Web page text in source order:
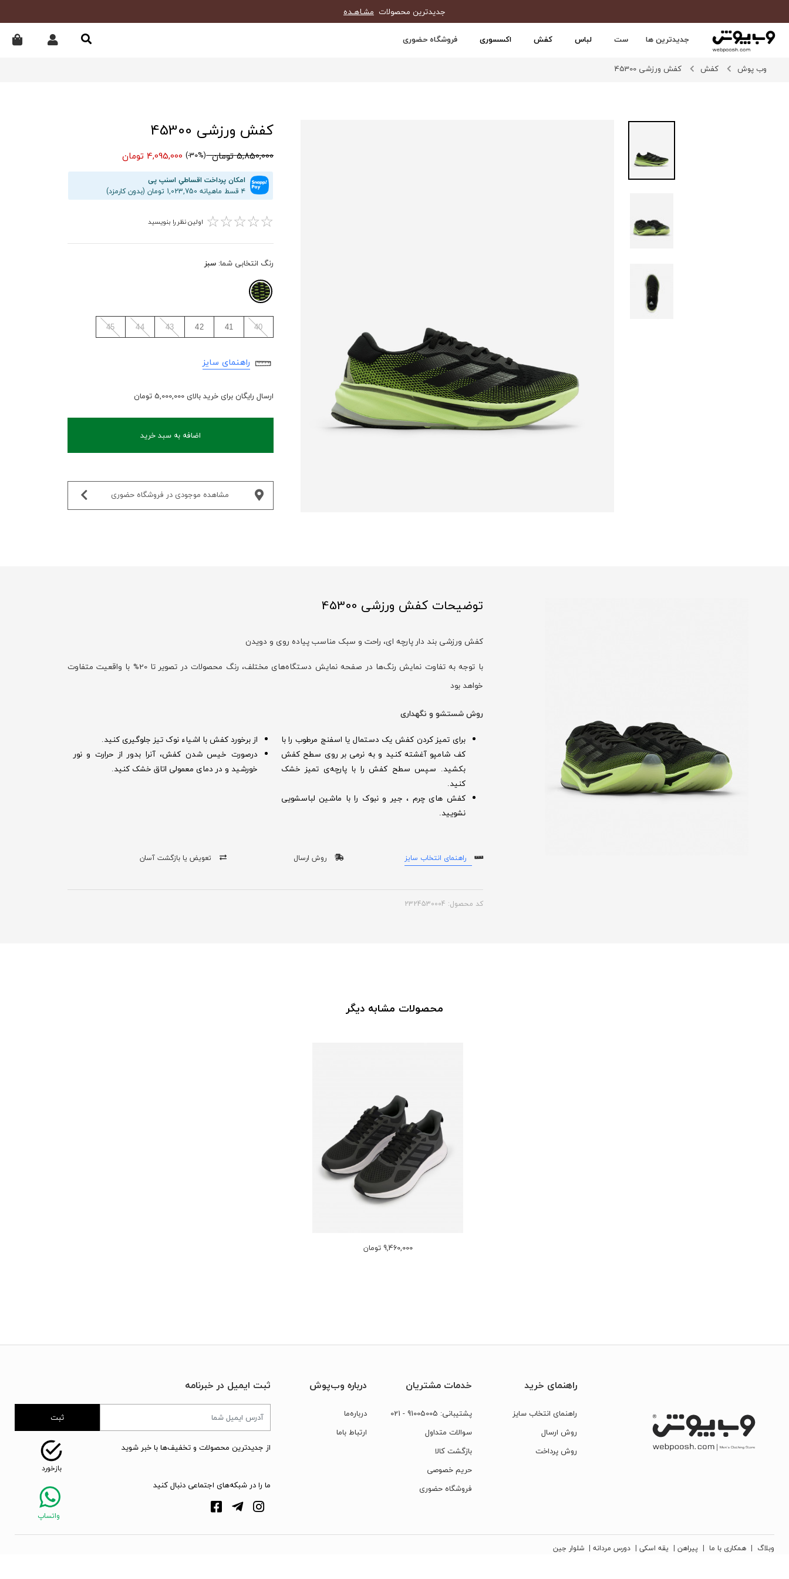
جدیدترین محصولات مشـاهـده
جدیدترین ها ست لباس کفش اکسسوری فروشگاه حضوری
وب پوش کفش کفش ورزشی 45300
کفش ورزشی 45300
5,850,000 تومان (30%-) 4,095,000 تومان
امکان پرداخت اقساطیِ اسنپ پی
۴ قسط ماهیانه 1,023,750 تومان (بدون کارمزد)
☆
☆
☆
☆
☆ اولین نظر را بنویسید
رنگ انتخابی شما: سبز
40
41
42
43
44
45
راهنمای سایز
ارسال رایگان برای خرید بالای 5,000,000 تومان
اضافه به سبد خرید
مشاهده موجودی در فروشگاه حضوری‌
توضیحات کفش ورزشی 45300
کفش ورزشی بند‌ دار پارچه ای، راحت و سبک مناسب پیاده روی و دویدن
با توجه به تفاوت نمایش رنگ‌ها در صفحه نمایش دستگاه‌های مختلف، رنگ محصولات در تصویر تا 20% با واقعیت متفاوت
خواهد بود
روش شستشو و نگهداری
برای تمیز کردن کفش یک دستمال یا اسفنج مرطوب را با
کف شامپو آغشته کنید و به نرمی بر روی سطح کفش
بکشید. سپس سطح کفش را با پارچه‌ی تمیز خشک
کنید.
کفش های چرم ، جیر و نبوک را با ماشین لباسشویی
نشویید.
از برخورد کفش با اشیاء نوک تیز جلوگیری کنید.
درصورت خیس شدن کفش‌، آنرا بدور از حرارت و نور
خورشید و در دمای معمولی اتاق خشک کنید.
راهنمای انتخاب سایز روش ارسال تعویض یا بازگشت آسان
کد محصول: 2324530004
محصولات مشابه دیگر
9,460,000 تومان
راهنمای خرید
راهنمای انتخاب سایز
روش ارسال
روش پرداخت
خدمات مشتریان
پشتیبانی: 91005005
- 021
سوالات متداول
بازگشت کالا
حریم خصوصی
فروشگاه حضوری
درباره وب‌پوش
درباره‌ما
ارتباط‌ با‌ما
ثبت ایمیل در خبرنامه
ثبت
از جدیدترین محصولات و تخفیف‌ها با خبر شوید
ما را در شبکه‌های اجتماعی دنبال کنید
وبلاگ | همکاری با ما | پیراهن | یقه اسکی | دورس مردانه | شلوار جین